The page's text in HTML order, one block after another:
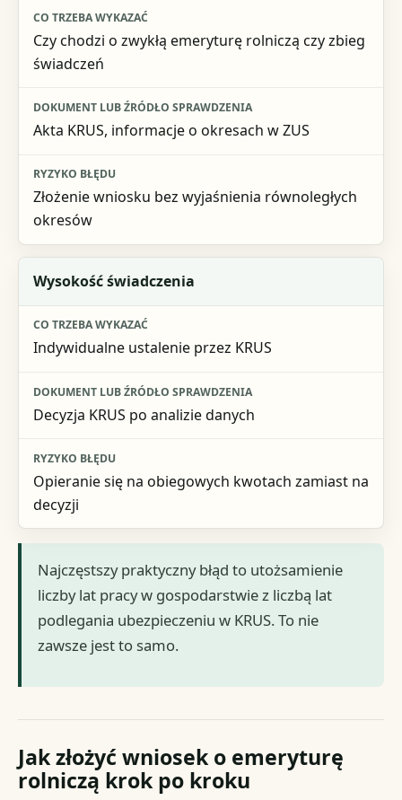
Czy chodzi o zwykłą emeryturę rolniczą czy zbieg
świadczeń
Akta KRUS, informacje o okresach w ZUS
Złożenie wniosku bez wyjaśnienia równoległych
okresów
Wysokość świadczenia
Indywidualne ustalenie przez KRUS
Decyzja KRUS po analizie danych
Opieranie się na obiegowych kwotach zamiast na
decyzji
Najczęstszy praktyczny błąd to utożsamienie
liczby lat pracy w gospodarstwie z liczbą lat
podlegania ubezpieczeniu w KRUS. To nie
zawsze jest to samo.
Jak złożyć wniosek o emeryturę
rolniczą krok po kroku